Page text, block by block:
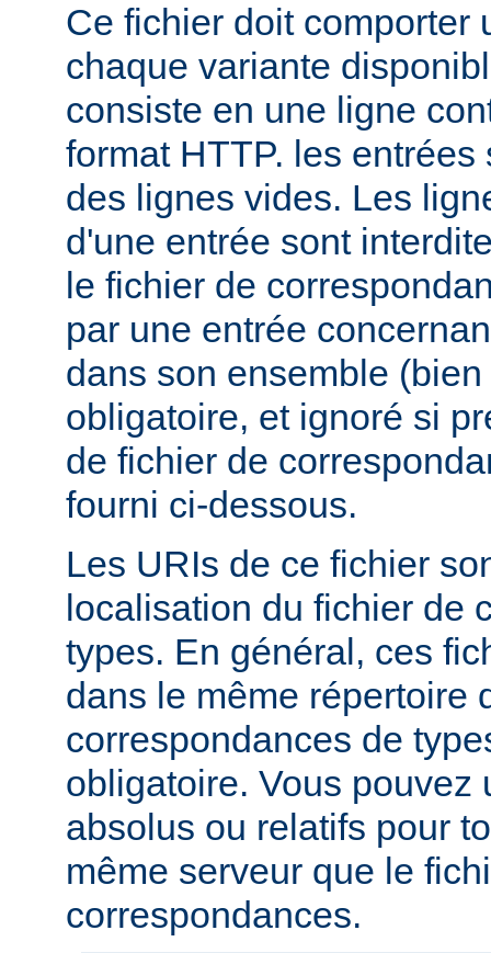
Ce fichier doit comporter
chaque variante
consiste en une ligne
format HTTP. les
des lignes vides. Les
d'une entrée sont
le fichier de
par une entrée
dans son ensemble
obligatoire, et ignoré si
de fichier de
fourni ci-dessous.
Les URIs de ce fichier
localisation du fichier de
types. En général, ces
dans le même répertoire
correspondances de
obligatoire. Vous pouvez
absolus ou relatifs pour
même serveur que le
correspondances.